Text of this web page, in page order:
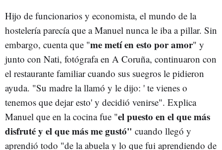
Hijo de funcionarios y economista, el mundo de la
hostelería parecía que a Manuel nunca le iba a pillar. Sin
embargo, cuenta que "me metí en esto por amor" y
junto con Nati, fotógrafa en A Coruña, continuaron con
el restaurante familiar cuando sus suegros le pidieron
ayuda. "Su madre la llamó y le dijo: ' te vienes o
tenemos que dejar esto' y decidió venirse". Explica
Manuel que en la cocina fue "el puesto en el que más
disfruté y el que más me gustó" cuando llegó y
aprendió todo "de la abuela y lo que fui aprendiendo de